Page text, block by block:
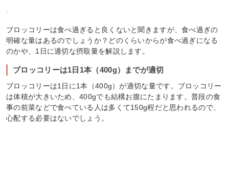
ブロッコリーは食べ過ぎると良くないと聞きますが、食べ過ぎの
明確な量はあるのでしょうか？どのくらいからが食べ過ぎになる
のかや、1日に適切な摂取量を解説します。
ブロッコリーは1日1本（400g）までが適切
ブロッコリーは1日に1本（400g）が適切な量です。ブロッコリー
は体積が大きいため、400gでも結構お腹にたまります。普段の食
事の前菜などで食べている人は多くて150g程だと思われるので、
心配する必要はないでしょう。